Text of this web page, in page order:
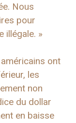
Nous
pour
illégale. »
ont
les
non
du dollar
en baisse